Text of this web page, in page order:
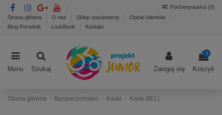
Strona główna O nas Sklep stacjonarny
Opinie klientów
Blog-Poradnik
LookBook Kontakt
Porównywarka (0)
Menu Szukaj Zaloguj się
0
Koszyk
Strona główna Bezpieczeństwo Kaski Kaski BELL